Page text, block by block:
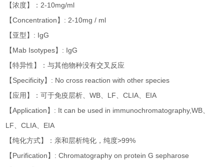
【浓度】：2-10mg/ml
【Concentration】: 2-10mg / ml
【亚型】: IgG
【Mab Isotypes】: IgG
【特异性】：与其他物种没有交叉反应
【Specificity】: No cross reaction with other species
【应用】：可于免疫层析、WB、LF、CLIA、EIA
【Application】: It can be used in immunochromatography,WB、
LF、CLIA、EIA
【纯化方式】：亲和层析纯化，纯度>99%
【Purification】: Chromatography on protein G sepharose